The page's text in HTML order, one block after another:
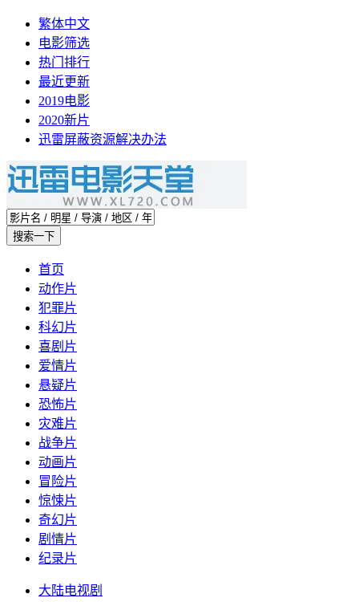
繁体中文
电影筛选
热门排行
最近更新
2019电影
2020新片
迅雷屏蔽资源解决办法
首页
动作片
犯罪片
科幻片
喜剧片
爱情片
悬疑片
恐怖片
灾难片
战争片
动画片
冒险片
惊悚片
奇幻片
剧情片
纪录片
大陆电视剧